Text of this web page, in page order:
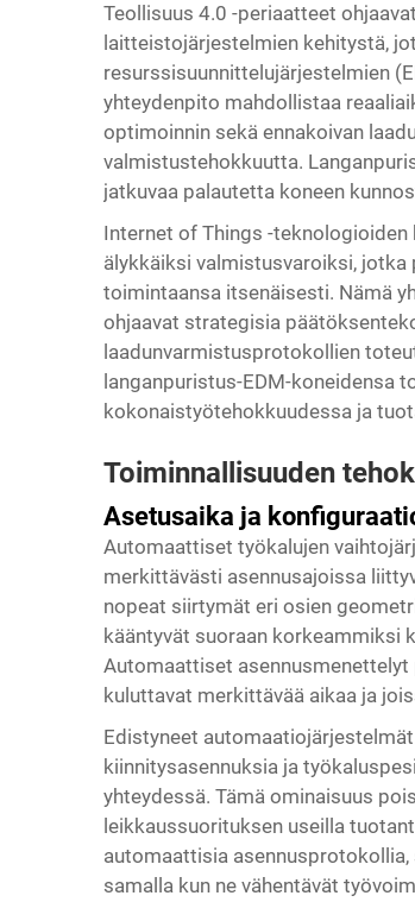
Teollisuus 4.0 -periaatteet
laitteistojärjestelmien kehitystä,
resurssisuunnittelujärjestelmien
yhteydenpito mahdollistaa
optimoinnin sekä ennakoivan
valmistustehokkuutta.
jatkuvaa palautetta koneen
Internet of Things -
älykkäiksi valmistusvaroiksi,
toimintaansa itsenäisesti. Nämä
ohjaavat strategisia
laadunvarmistusprotokollien
langanpuristus-EDM-koneidensa
kokonaistyötehokkuudessa ja
Toiminnallisuuden
Asetusaika ja
Automaattiset työkalujen
merkittävästi asennusajoissa
nopeat siirtymät eri osien
kääntyvät suoraan korkeammiksi
Automaattiset
kuluttavat merkittävää aikaa ja
Edistyneet
kiinnitysasennuksia ja
yhteydessä. Tämä ominaisuus
leikkaussuorituksen useilla
automaattisia
samalla kun ne vähentävät